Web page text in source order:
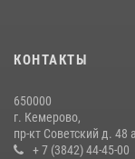
20 июля 2026, 08:52
гипермаркета товары
16 июля 2026, 06:43
КОНТАКТЫ
650000
г. Кемерово,
пр-кт Советский д. 48 а
+ 7 (3842) 44-45-00